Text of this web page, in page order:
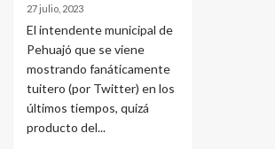
27 julio, 2023
El intendente municipal de
Pehuajó que se viene
mostrando fanáticamente
tuitero (por Twitter) en los
últimos tiempos, quizá
producto del...
5
6
La Bolsa de Cereales de
Blanca anticipa que
con lluvias y heladas,